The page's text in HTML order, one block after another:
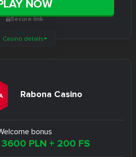
NOW
Secure link
Casino details
Rabona Casino
bonus
PLN + 200 FS